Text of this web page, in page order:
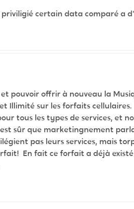
certain data comparé a
pouvoir offrir à nouveau la
Illimité sur les forfaits cellulaires.
tous les types de services, et
sûr que marketingnement
pas leurs services, mais
En fait ce forfait a déjà existé